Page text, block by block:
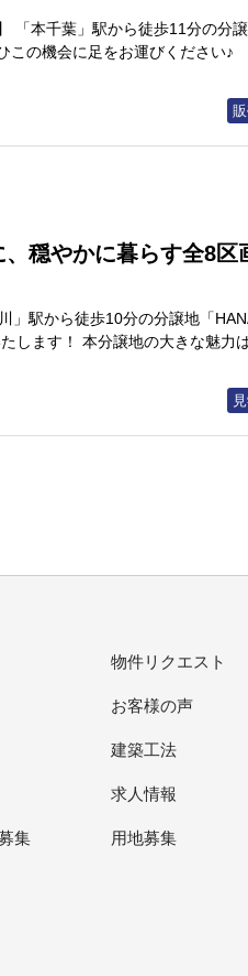
「本千葉」駅から徒歩11分の分
この機会に足をお運びください♪
穏やかに暮らす全8区
」駅から徒歩10分の分譲地「
します！ 本分譲地の大きな魅力
物件リクエスト
お客様の声
建築工法
求人情報
集 用地募集